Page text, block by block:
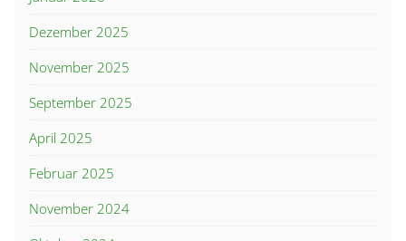
Dezember 2025
November 2025
September 2025
April 2025
Februar 2025
November 2024